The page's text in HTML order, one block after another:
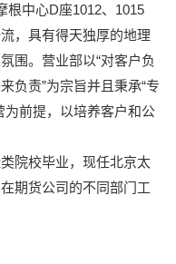
根中心D座1012、1015
，具有得天独厚的地理
围。营业部以“对客户负
负责”为宗旨并且秉承“专
为前提，以培养客户和公
院校毕业，现任北京太
期货公司的不同部门工